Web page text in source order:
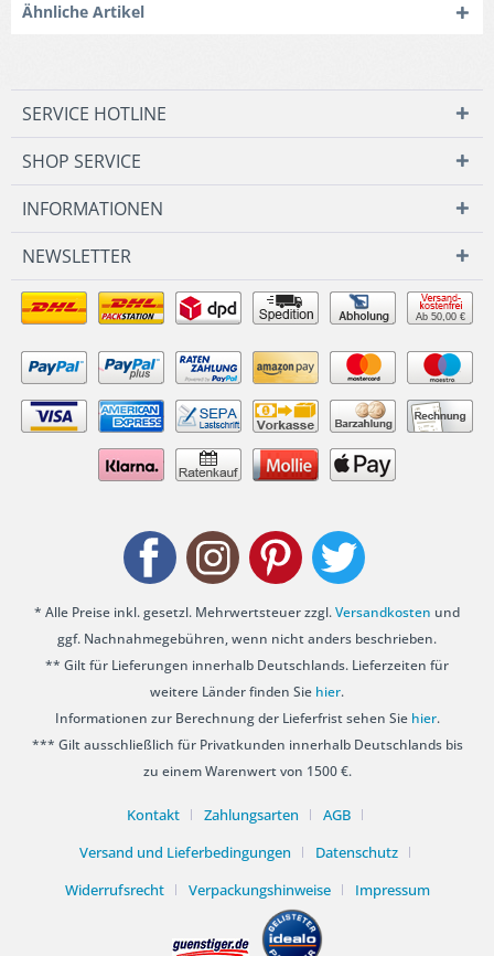
Ähnliche Artikel
SERVICE HOTLINE
SHOP SERVICE
INFORMATIONEN
NEWSLETTER
Ab 50,00 €
* Alle Preise inkl. gesetzl. Mehrwertsteuer zzgl.Versandkosten und
ggf. Nachnahmegebühren, wenn nicht anders beschrieben.
** Gilt für Lieferungen innerhalb Deutschlands. Lieferzeiten für
weitere Länder finden Sie hier.
Informationen zur Berechnung der Lieferfrist sehen Sie hier.
*** Gilt ausschließlich für Privatkunden innerhalb Deutschlands bis
zu einem Warenwert von 1500 €.
Kontakt Zahlungsarten
AGB
Versand und Lieferbedingungen
Datenschutz
Widerrufsrecht
Verpackungshinweise Impressum